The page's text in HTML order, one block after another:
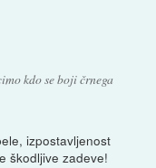
kdo se boji črnega
izpostavljenost
škodljive zadeve!